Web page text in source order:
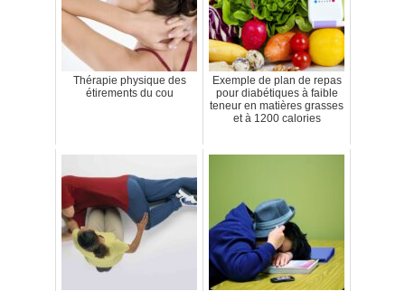
Thérapie physique des
étirements du cou
Exemple de plan de repas
pour diabétiques à faible
teneur en matières grasses
et à 1200 calories